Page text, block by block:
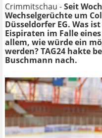
Crimmitschau -Seit
Wechselgerüchte um
Düsseldorfer EG. Was
Eispiraten im Falle
allem, wie würde ein
werden? TAG24 hakte
Buschmann nach.